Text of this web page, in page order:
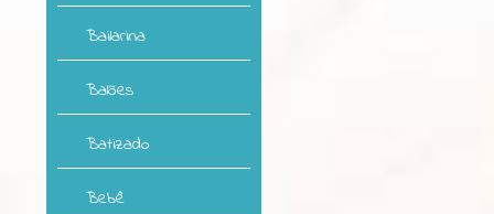
Bailarina
Balões
Batizado
Bebê